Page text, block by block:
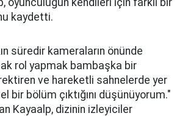
kaydetti.
süredir kameraların önünde
rol yapmak bambaşka bir
ve hareketli sahnelerde yer
bir bölüm çıktığını düşünüyorum."
Kayaalp, dizinin izleyiciler